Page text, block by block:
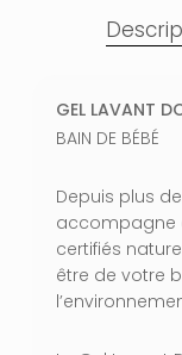
GEL LAVANT
BAIN DE BÉBÉ
Depuis plus
accompagne
certifiés
être de votre